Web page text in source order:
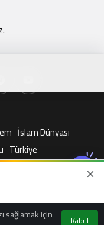
sağlamak için Kabul
İslam Dünyası
Türkiye